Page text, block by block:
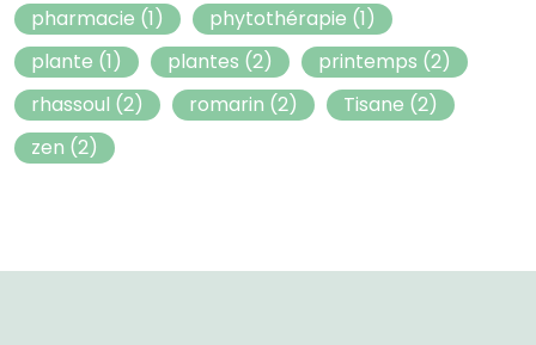
pharmacie (1) phytothérapie (1)
plante (1) plantes (2) printemps (2)
rhassoul (2) romarin (2) Tisane (2)
zen (2)